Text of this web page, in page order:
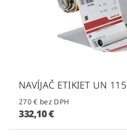
NAVÍJAČ ETIKIET UN 115
270 € bez DPH
332,10 €